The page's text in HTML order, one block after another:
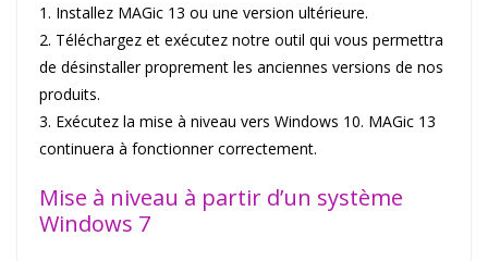
1. Installez MAGic 13 ou une version ultérieure.
2. Téléchargez et exécutez notre outil qui vous permettra
de désinstaller proprement les anciennes versions de nos
produits.
3. Exécutez la mise à niveau vers Windows 10. MAGic 13
continuera à fonctionner correctement.
Mise à niveau à partir d’un système
Windows 7